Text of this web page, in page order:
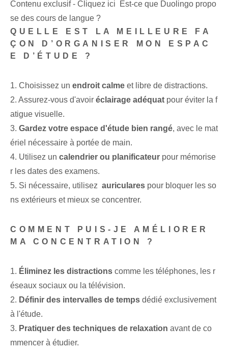
Contenu exclusif - Cliquez ici Est-ce que Duolingo propo
se des cours de langue ?
QUELLE EST LA MEILLEURE FA
ÇON D’ORGANISER MON ESPAC
E D’ÉTUDE ?
1. Choisissez un endroit calme et libre de distractions.
2. Assurez-vous d'avoir éclairage adéquat ⁣pour éviter la f
atigue visuelle.
3. Gardez votre espace d'étude bien rangé, avec le mat
ériel nécessaire‌ à portée de main.
4. ‌Utilisez⁢ un calendrier ou planificateur pour mémorise
r les dates des examens.
5. Si nécessaire, utilisez ‍ auriculares pour bloquer les so
ns extérieurs et mieux se concentrer.
COMMENT PUIS-JE AMÉLIORER
MA CONCENTRATION ?
1. Éliminez les distractions comme les téléphones, les r
éseaux sociaux ou la télévision.
2. Définir des intervalles de temps dédié exclusivement
à l'étude.
3. Pratiquer des techniques de relaxation avant de co
mmencer à étudier.